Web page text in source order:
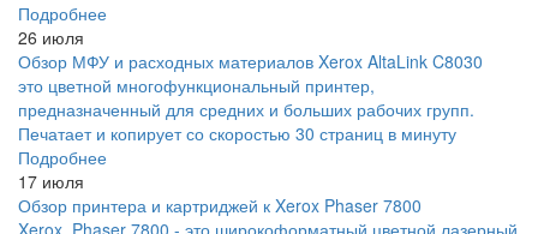
Подробнее
26 июля
Обзор МФУ и расходных материалов Xerox AltaLink C8030
это цветной многофункциональный принтер,
предназначенный для средних и больших рабочих групп.
Печатает и копирует со скоростью 30 страниц в минуту
Подробнее
17 июля
Обзор принтера и картриджей к Xerox Phaser 7800